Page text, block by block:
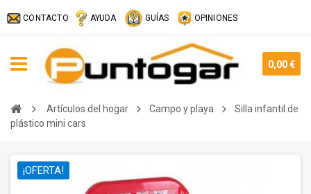
CONTACTO AYUDA GUÍAS OPINIONES
0,00 €
Artículos del hogar Campo y playa
Silla infantil de
plástico mini cars
¡OFERTA!